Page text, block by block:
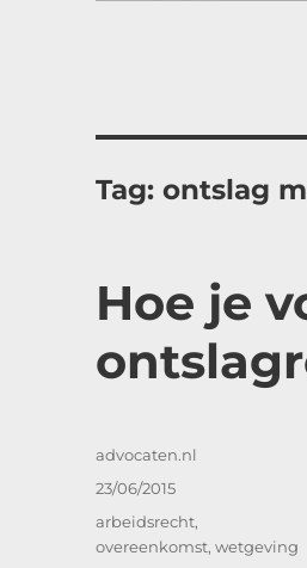
Tag:ontslag
Hoe je
Auteur
advocaten.nl
Geplaatst
op
23/06/2015
Categorieën
arbeidsrecht,
overeenkomst,wetgeving